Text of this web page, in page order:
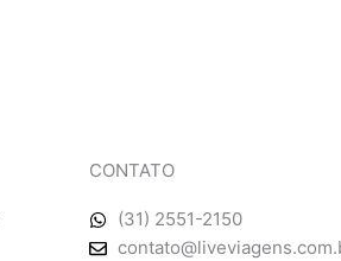
CONTATO
(31) 2551-2150